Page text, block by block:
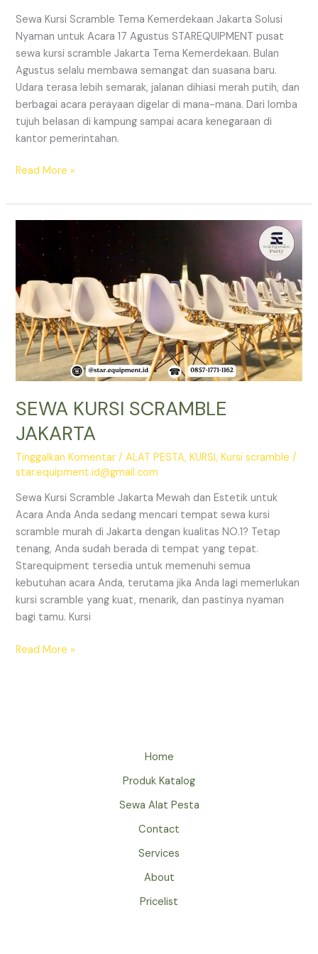
Sewa Kursi Scramble Tema Kemerdekaan Jakarta Solusi
Nyaman untuk Acara 17 Agustus STAREQUIPMENT pusat
sewa kursi scramble Jakarta Tema Kemerdekaan. Bulan
Agustus selalu membawa semangat dan suasana baru.
Udara terasa lebih semarak, jalanan dihiasi merah putih, dan
berbagai acara perayaan digelar di mana-mana. Dari lomba
tujuh belasan di kampung sampai acara kenegaraan di
kantor pemerintahan.
SEWA
SCRAMBLE
JAKARTA
TEMA
KEMERDEKAAN
Read More »
SEWA KURSI SCRAMBLE
JAKARTA
Tinggalkan Komentar /ALAT PESTA,KURSI,Kursi scramble /
star.equipment.id@gmail.com
Sewa Kursi Scramble Jakarta Mewah dan Estetik untuk
Acara Anda Anda sedang mencari tempat sewa kursi
scramble murah di Jakarta dengan kualitas NO.1? Tetap
tenang, Anda sudah berada di tempat yang tepat.
Starequipment tersedia untuk memenuhi semua
kebutuhan acara Anda, terutama jika Anda lagi memerlukan
kursi scramble yang kuat, menarik, dan pastinya nyaman
bagi tamu. Kursi
SEWA
Read More »
Home
Produk Katalog
Sewa Alat Pesta
Contact
Services
About
Pricelist